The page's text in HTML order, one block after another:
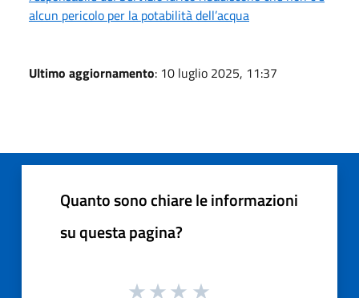
alcun pericolo per la potabilità dell’acqua
Ultimo aggiornamento: 10 luglio 2025, 11:37
Quanto sono chiare le informazioni
su questa pagina?